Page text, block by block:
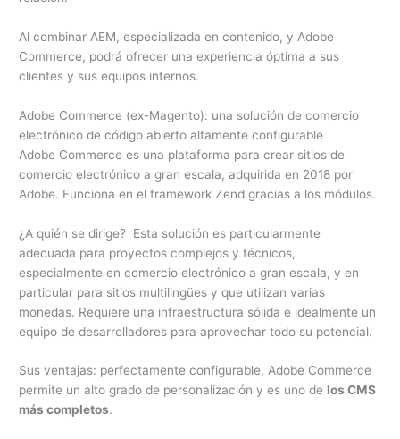
Al combinar AEM, especializada en contenido, y Adobe
Commerce, podrá ofrecer una experiencia óptima a sus
clientes y sus equipos internos.
Adobe Commerce (ex-Magento): una solución de comercio
electrónico de código abierto altamente configurable
Adobe Commerce es una plataforma para crear sitios de
comercio electrónico a gran escala, adquirida en 2018 por
Adobe. Funciona en el framework Zend gracias a los módulos.
¿A quién se dirige? Esta solución es particularmente
adecuada para proyectos complejos y técnicos,
especialmente en comercio electrónico a gran escala, y en
particular para sitios multilingües y que utilizan varias
monedas. Requiere una infraestructura sólida e idealmente un
equipo de desarrolladores para aprovechar todo su potencial.
Sus ventajas: perfectamente configurable, Adobe Commerce
permite un alto grado de personalización y es uno de los CMS
más completos.